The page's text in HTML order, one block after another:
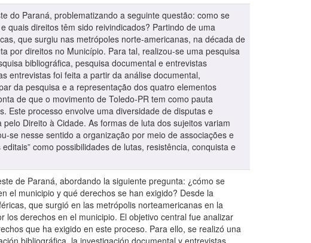
do Paraná, problematizando a seguinte questão: como se
quais direitos têm sido reivindicados? Partindo de uma
que surgiu nas metrópoles norte-americanas, na década de
por direitos no Município. Para tal, realizou-se uma pesquisa
bibliográfica, pesquisa documental e entrevistas
entrevistas foi feita a partir da análise documental,
da pesquisa e a representação dos quatro elementos
de que o movimento de Toledo-PR tem como pauta
Este processo envolve uma diversidade de disputas e
Direito à Cidade. As formas de luta dos sujeitos variam
se nesse sentido a organização por meio de associações e
como possibilidades de lutas, resistência, conquista e
de Paraná, abordando la siguiente pregunta: ¿cómo se
el municipio y qué derechos se han exigido? Desde la
que surgió en las metrópolis norteamericanas en la
derechos en el municipio. El objetivo central fue analizar
que ha exigido en este proceso. Para ello, se realizó una